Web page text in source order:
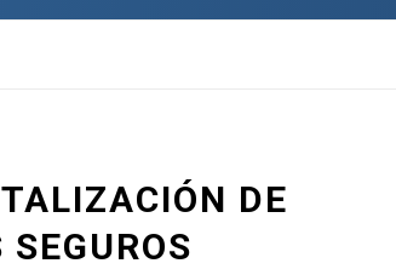
DE
SEGUROS